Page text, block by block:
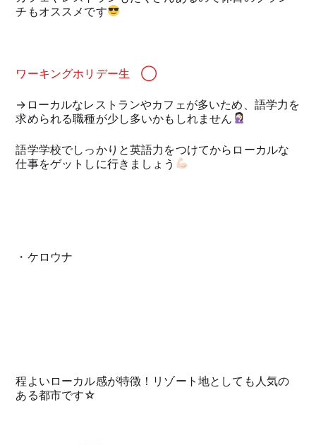
チもオススメです
ワーキングホリデー生 ◯
→ローカルなレストランやカフェが多いため、語学力を
求められる職種が少し多いかもしれません
語学学校でしっかりと英語力をつけてからローカルな
仕事をゲットしに行きましょう
・ケロウナ
程よいローカル感が特徴！リゾート地としても人気の
ある都市です☆